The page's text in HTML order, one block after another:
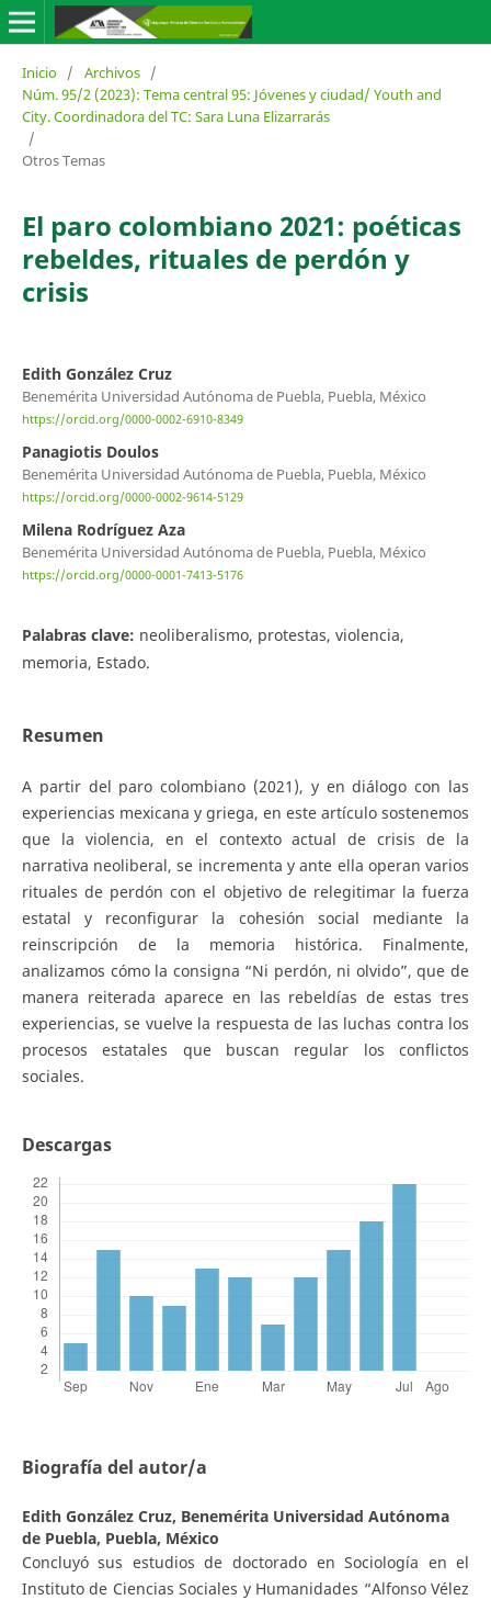
Inicio / Archivos /
Núm. 95/2 (2023): Tema central 95: Jóvenes y ciudad/ Youth and
City. Coordinadora del TC: Sara Luna Elizarrarás
/
Otros Temas
El paro colombiano 2021: poéticas
rebeldes, rituales de perdón y
crisis
Edith González Cruz
Benemérita Universidad Autónoma de Puebla, Puebla, México
https://orcid.org/0000-0002-6910-8349
Panagiotis Doulos
Benemérita Universidad Autónoma de Puebla, Puebla, México
https://orcid.org/0000-0002-9614-5129
Milena Rodríguez Aza
Benemérita Universidad Autónoma de Puebla, Puebla, México
https://orcid.org/0000-0001-7413-5176
Palabras clave: neoliberalismo, protestas, violencia,
memoria, Estado.
Resumen
A partir del paro colombiano (2021), y en diálogo con las
experiencias mexicana y griega, en este artículo sostenemos
que la violencia, en el contexto actual de crisis de la
narrativa neoliberal, se incrementa y ante ella operan varios
rituales de perdón con el objetivo de relegitimar la fuerza
estatal y reconfigurar la cohesión social mediante la
reinscripción de la memoria histórica. Finalmente,
analizamos cómo la consigna “Ni perdón, ni olvido”, que de
manera reiterada aparece en las rebeldías de estas tres
experiencias, se vuelve la respuesta de las luchas contra los
procesos estatales que buscan regular los conflictos
sociales.
Descargas
Biografía del autor/a
Edith González Cruz, Benemérita Universidad Autónoma
de Puebla, Puebla, México
Concluyó sus estudios de doctorado en Sociología en el
Instituto de Ciencias Sociales y Humanidades “Alfonso Vélez